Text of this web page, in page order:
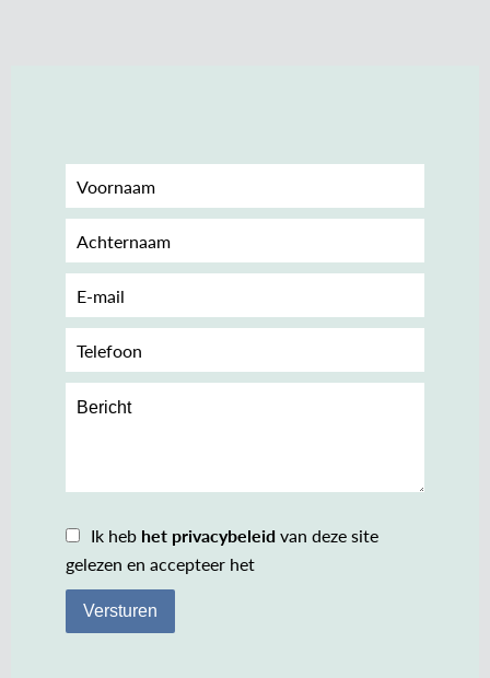
Ik heb het privacybeleidvan deze site
gelezen en accepteer het
Versturen